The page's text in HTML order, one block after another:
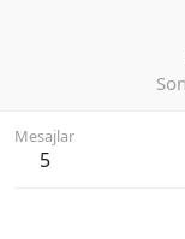
Mesajlar
5